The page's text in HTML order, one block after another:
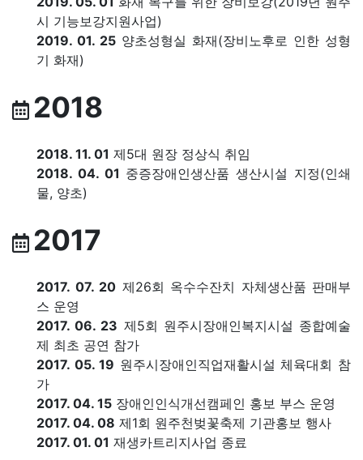
시 기능보강지원사업)
2019. 01. 25 양초성형실 화재(장비노후로 인한 성형
기 화재)
2018
2018. 11. 01 제5대 원장 정상식 취임
2018. 04. 01 중증장애인생산품 생산시설 지정(인쇄
물, 양초)
2017
2017. 07. 20 제26회 옥수수잔치 자체생산품 판매부
스 운영
2017. 06. 23 제5회 원주시장애인복지시설 종합예술
제 최초 공연 참가
2017. 05. 19 원주시장애인직업재활시설 체육대회 참
가
2017. 04. 15 장애인인식개선캠페인 홍보 부스 운영
2017. 04. 08 제1회 원주천벚꽃축제 기관홍보 행사
2017. 01. 01 재생카트리지사업 종료